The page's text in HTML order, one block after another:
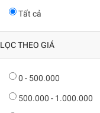
Tất cả
LỌC THEO GIÁ
0 - 500.000
500.000 - 1.000.000